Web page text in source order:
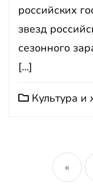
российских
звезд
сезонного
[…]
Культура и
«